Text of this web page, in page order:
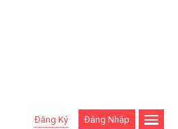
Đăng Ký Đăng Nhập